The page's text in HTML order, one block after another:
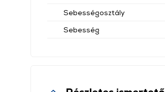
Sebességosztály
Sebesség